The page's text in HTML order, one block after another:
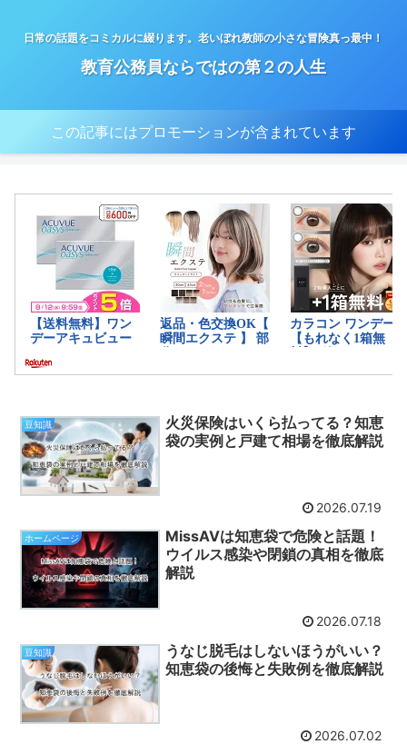
日常の話題をコミカルに綴ります。老いぼれ教師の小さな冒険真っ最中！
教育公務員ならではの第２の人生
この記事にはプロモーションが含まれています
豆知識
火災保険はいくら払ってる？知恵
袋の実例と戸建て相場を徹底解説
2026.07.19
ホームページ
MissAVは知恵袋で危険と話題！
ウイルス感染や閉鎖の真相を徹底
解説
2026.07.18
豆知識
うなじ脱毛はしないほうがいい？
知恵袋の後悔と失敗例を徹底解説
2026.07.02